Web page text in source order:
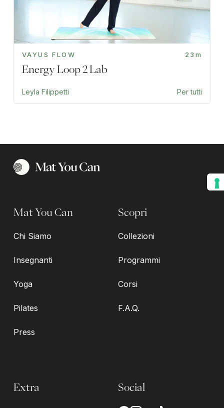
VAYUS FLOW 23m
Energy Loop 2 Lab
Leyla Filippetti Per tutti
Mat You Can
Chi Siamo
Insegnanti
Yoga
Pilates
Press
Scopri
Collezioni
Programmi
Corsi
F.A.Q.
Extra Social